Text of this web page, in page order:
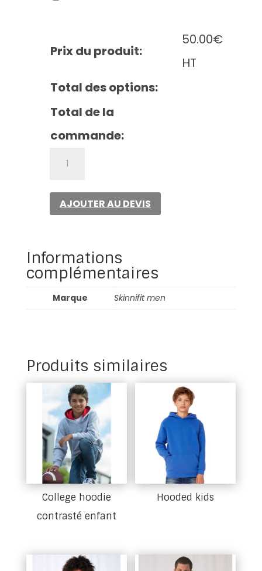
Prix du produit:
50.00€
HT
Total des options:
Total de la
commande:
slim
AJOUTER AU DEVIS
Informations
complémentaires
Marque Skinnifit men
Produits similaires
College hoodie
contrasté enfant
Hooded kids